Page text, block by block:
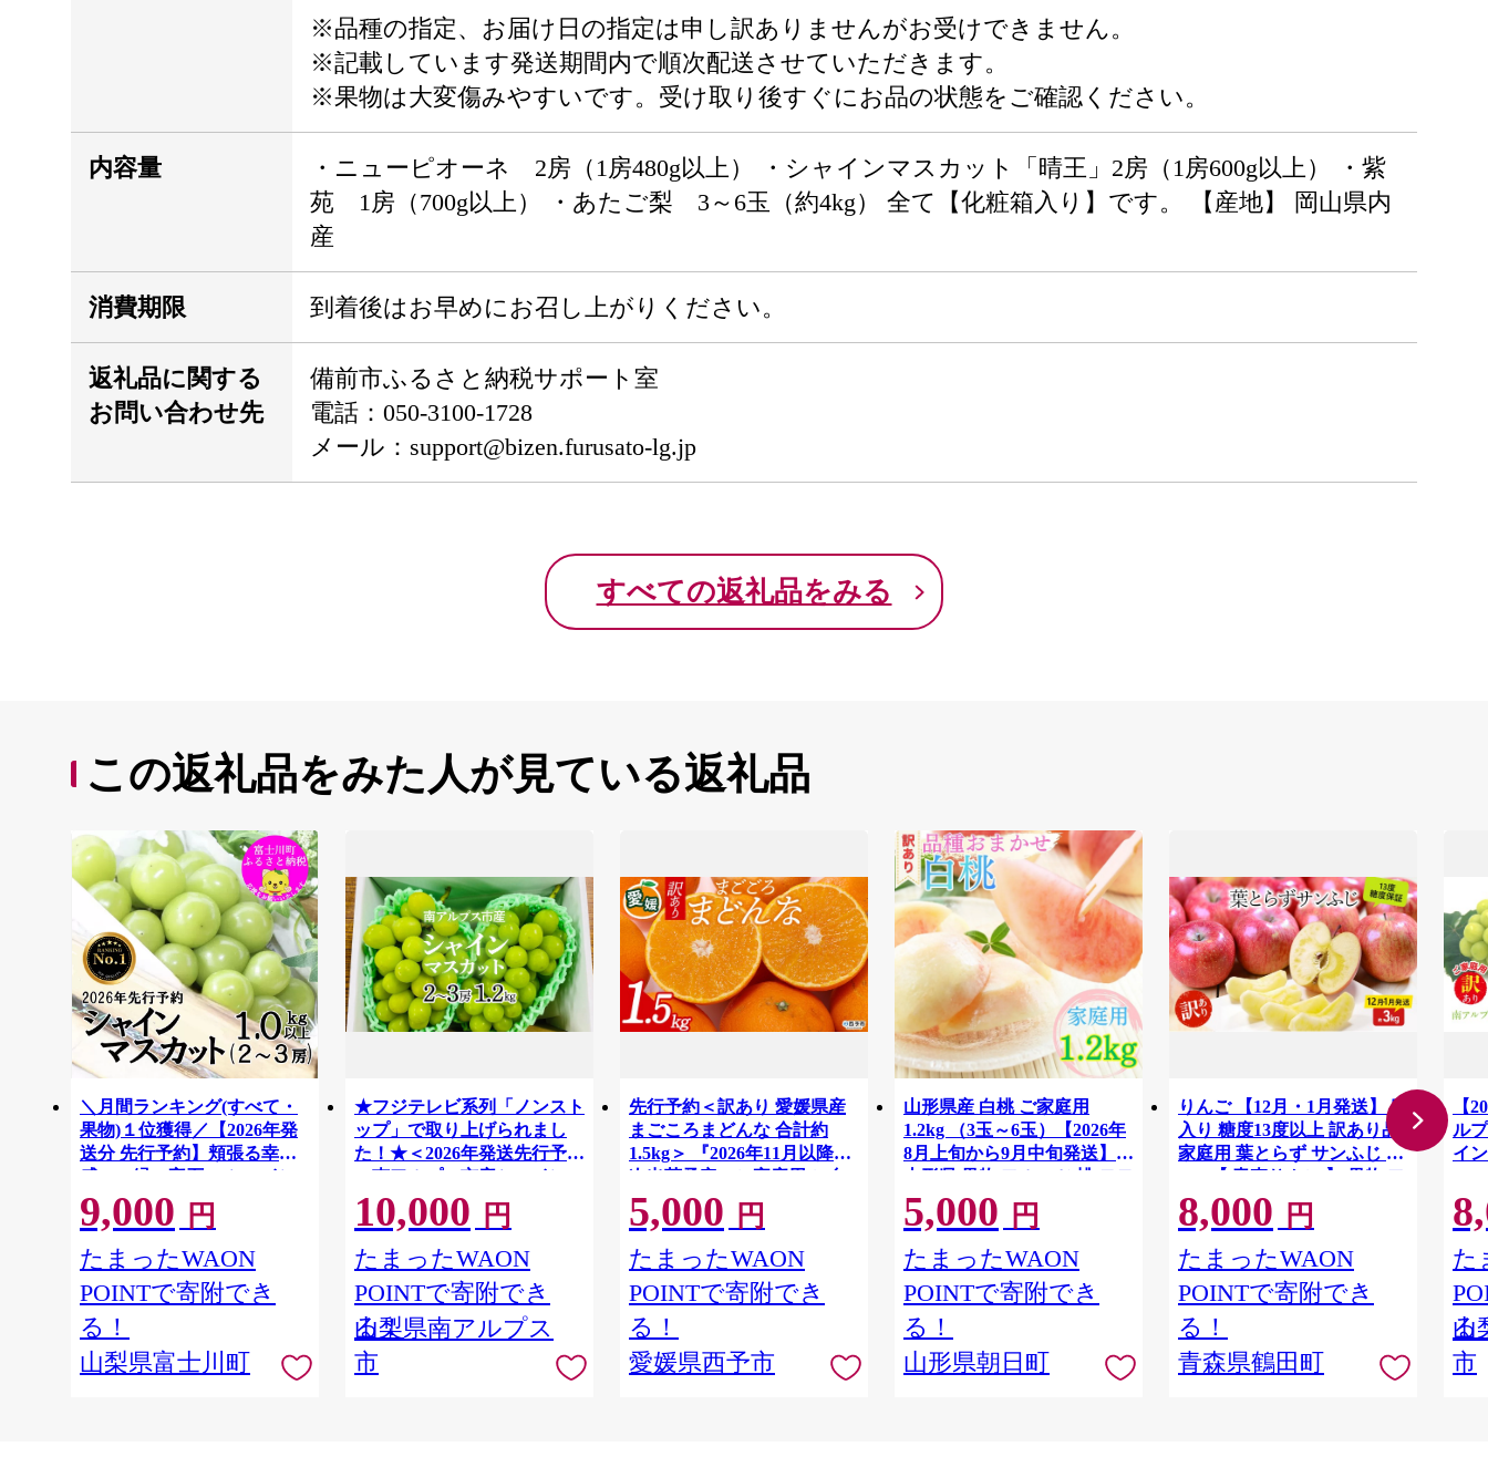
※品種の指定、お届け日の指定は申し訳ありませんがお受けできません。
※記載しています発送期間内で順次配送させていただきます。
※果物は大変傷みやすいです。受け取り後すぐにお品の状態をご確認ください。
内容量
・ニューピオーネ 2房（1房480g以上） ・シャインマスカット「晴王」2房（1房600g以上） ・紫
苑 1房（700g以上） ・あたご梨 3～6玉（約4kg） 全て【化粧箱入り】です。 【産地】 岡山県内
産
消費期限 到着後はお早めにお召し上がりください。
返礼品に関する
お問い合わせ先
備前市ふるさと納税サポート室
電話：050-3100-1728
メール：support@bizen.furusato-lg.jp
すべての返礼品をみる
この返礼品をみた人が見ている返礼品
＼月間ランキング(すべて・
果物)１位獲得／【2026年発
送分 先行予約】頬張る幸福
感 〜緑の宝石・ シャイン
マスカット 〜 １ｋｇ以上
（２〜３房） フルーツ 山梨
県産 果物 くだもの シャイン
マスカット ぶどう ブドウ 葡
萄 大粒 種なし 先行予約 富士
川町 10000円 一万円 9000円
九千円
9,000 円
たまったWAON
POINTで寄附でき
る！
山梨県富士川町
★フジテレビ系列「ノンスト
ップ」で取り上げられまし
た！★＜2026年発送先行予約
＞南アルプス市産シャインマ
スカット1.2kg以上（2～3
房） クール便発送
ALPAG007
10,000 円
たまったWAON
POINTで寄附でき
る！
山梨県南アルプス
市
先行予約＜訳あり 愛媛県産
まごころまどんな 合計約
1.5kg＞ 『2026年11月以降順
次出荷予定』ご家庭用 ご自
宅用 紅まどんな マドンナ お
試し わけあり 果物 柑橘 フル
ーツ 高級 国産 濃厚 果汁 産
地直送 ミヤモトオレンジガ
ーデン 愛媛県 西予市【常
温】
5,000 円
たまったWAON
POINTで寄附でき
る！
愛媛県西予市
山形県産 白桃 ご家庭用
1.2kg （3玉～6玉）【2026年
8月上旬から9月中旬発送】
山形県 果物 フルーツ 桃 モモ
もも 夏 送料無料
5,000 円
たまったWAON
POINTで寄附でき
る！
山形県朝日町
りんご 【12月・1月発送】 蜜
入り 糖度13度以上 訳あり品
家庭用 葉とらず サンふじ 約
3kg 【 青森りんご 】 果物 フ
ルーツ 産地直送 糖度測定 褐
変 チェック 贈り物 年末 挨拶
8,000 円
たまったWAON
POINTで寄附でき
る！
青森県鶴田町
【
ル
イ
た
る
山
市